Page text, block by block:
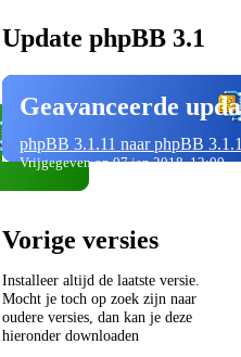
Update phpBB 3.1
Geavanceerde
phpBB 3.1.11 naar phpBB
Vrijgegeven op 07 jan 2018, 12:00
Vorige versies
Installeer altijd de laatste versie.
Mocht je toch op zoek zijn naar
oudere versies, dan kan je deze
hieronder downloaden